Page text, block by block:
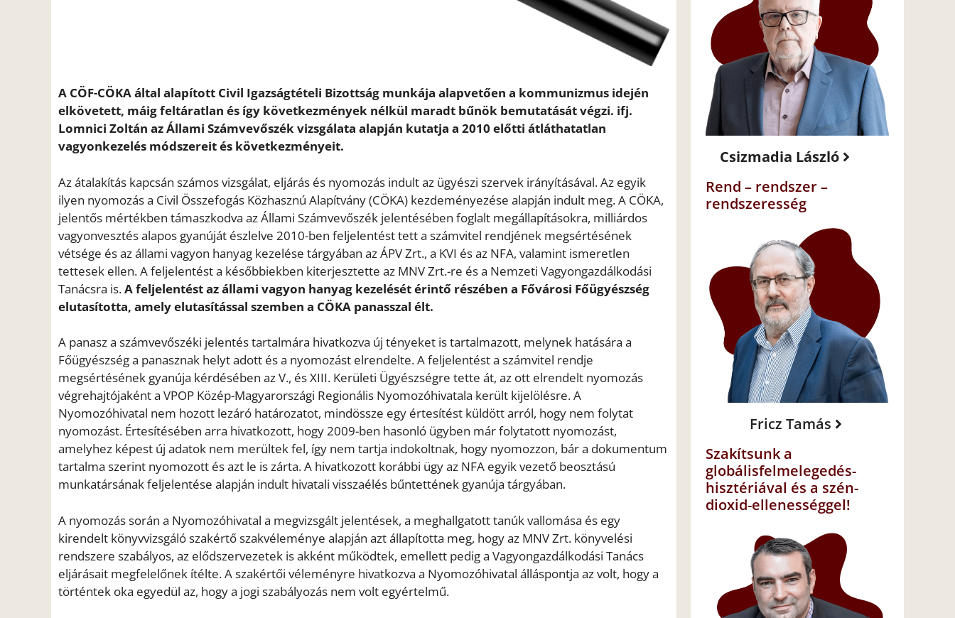
A CÖF-CÖKA által alapított Civil Igazságtételi Bizottság munkája alapvetően a kommunizmus idején
elkövetett, máig feltáratlan és így következmények nélkül maradt bűnök bemutatását végzi. ifj.
Lomnici Zoltán az Állami Számvevőszék vizsgálata alapján kutatja a 2010 előtti átláthatatlan
vagyonkezelés módszereit és következményeit.
Az átalakítás kapcsán számos vizsgálat, eljárás és nyomozás indult az ügyészi szervek irányításával. Az egyik
ilyen nyomozás a Civil Összefogás Közhasznú Alapítvány (CÖKA) kezdeményezése alapján indult meg. A CÖKA,
jelentős mértékben támaszkodva az Állami Számvevőszék jelentésében foglalt megállapításokra, milliárdos
vagyonvesztés alapos gyanúját észlelve 2010-ben feljelentést tett a számvitel rendjének megsértésének
vétsége és az állami vagyon hanyag kezelése tárgyában az ÁPV Zrt., a KVI és az NFA, valamint ismeretlen
tettesek ellen. A feljelentést a későbbiekben kiterjesztette az MNV Zrt.-re és a Nemzeti Vagyongazdálkodási
Tanácsra is.A feljelentést az állami vagyon hanyag kezelését érintő részében a Fővárosi Főügyészség
elutasította, amely elutasítással szemben a CÖKA panasszal élt.
A panasz a számvevőszéki jelentés tartalmára hivatkozva új tényeket is tartalmazott, melynek hatására a
Főügyészség a panasznak helyt adott és a nyomozást elrendelte. A feljelentést a számvitel rendje
megsértésének gyanúja kérdésében az V., és XIII. Kerületi Ügyészségre tette át, az ott elrendelt nyomozás
végrehajtójaként a VPOP Közép-Magyarországi Regionális Nyomozóhivatala került kijelölésre. A
Nyomozóhivatal nem hozott lezáró határozatot, mindössze egy értesítést küldött arról, hogy nem folytat
nyomozást. Értesítésében arra hivatkozott, hogy 2009-ben hasonló ügyben már folytatott nyomozást,
amelyhez képest új adatok nem merültek fel, így nem tartja indokoltnak, hogy nyomozzon, bár a dokumentum
tartalma szerint nyomozott és azt le is zárta. A hivatkozott korábbi ügy az NFA egyik vezető beosztású
munkatársának feljelentése alapján indult hivatali visszaélés bűntettének gyanúja tárgyában.
A nyomozás során a Nyomozóhivatal a megvizsgált jelentések, a meghallgatott tanúk vallomása és egy
kirendelt könyvvizsgáló szakértő szakvéleménye alapján azt állapította meg, hogy az MNV Zrt. könyvelési
rendszere szabályos, az elődszervezetek is akként működtek, emellett pedig a Vagyongazdálkodási Tanács
eljárásait megfelelőnek ítélte. A szakértői véleményre hivatkozva a Nyomozóhivatal álláspontja az volt, hogy a
történtek oka egyedül az, hogy a jogi szabályozás nem volt egyértelmű.
Csizmadia László
Rend – rendszer –
rendszeresség
Fricz Tamás
Szakítsunk a
globálisfelmelegedés-
hisztériával és a szén-
dioxid-ellenességgel!